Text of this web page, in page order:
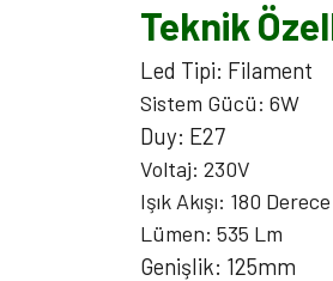
Teknik
Led Tipi: Filament
Sistem Gücü: 6W
Duy: E27
Voltaj: 230V
Işık Akışı: 180 Derece
Lümen: 535 Lm
Genişlik: 125mm